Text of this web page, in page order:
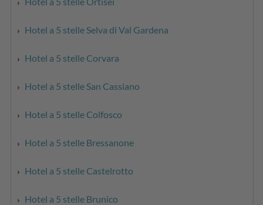
Hotel a 5 stelle Selva di Val Gardena
Hotel a 5 stelle Corvara
Hotel a 5 stelle San Cassiano
Hotel a 5 stelle Colfosco
Hotel a 5 stelle Bressanone
Hotel a 5 stelle Castelrotto
Hotel a 5 stelle Brunico